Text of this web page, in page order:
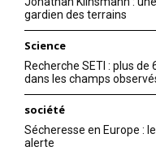
gardien des terrains
Science
Recherche SETI : plus
dans les champs
société
Sécheresse en Europe :
alerte